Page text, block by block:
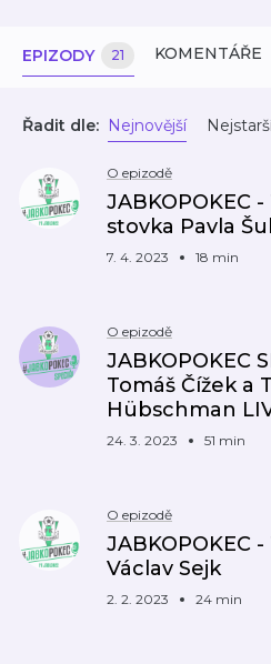
EPIZODY 21 KOMENTÁŘE
Řadit dle: Nejnovější
O epizodě
JABKOPOKEC
stovka Pavla
7. 4. 2023 18 min
O epizodě
JABKOPOKEC
Tomáš Čížek a
Hübschman
24. 3. 2023 51 min
O epizodě
JABKOPOKEC
Václav Sejk
2. 2. 2023 24 min